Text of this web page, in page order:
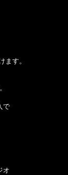
ます。
で
オ